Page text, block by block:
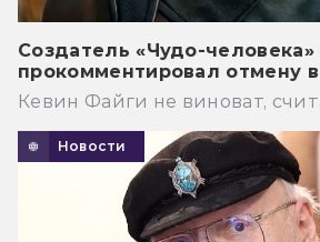
Создатель «Чудо-человека»
прокомментировал отмену
Кевин Файги не виноват,
Новости